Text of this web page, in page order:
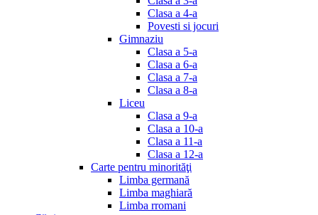
Clasa a 4-a
Povesti si jocuri
Gimnaziu
Clasa a 5-a
Clasa a 6-a
Clasa a 7-a
Clasa a 8-a
Liceu
Clasa a 9-a
Clasa a 10-a
Clasa a 11-a
Clasa a 12-a
Carte pentru minorităţi
Limba germană
Limba maghiară
Limba rromani